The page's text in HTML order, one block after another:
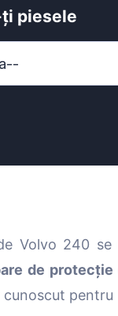
piesele
Volvo 240 se
de protecție
pentru